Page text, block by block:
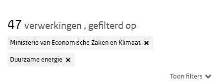
47 verwerkingen , gefilterd op
Ministerie van Economische Zaken en Klimaat
Duurzame energie
Toon filters